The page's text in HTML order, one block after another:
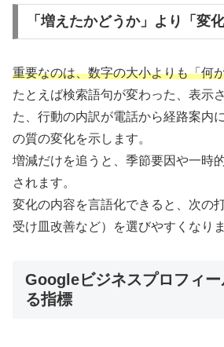
「増えたかどうか」より「変
重要なのは、数字の大小よりも「何
たとえば検索語句が変わった、表示
た、行動の内訳が電話から経路案内
の質の変化を示します。
増減だけを追うと、季節要因や一時
されます。
変化の内容を言語化できると、次の
受け皿改善など）を選びやすくなりま
Googleビジネスプロフィー
る指標